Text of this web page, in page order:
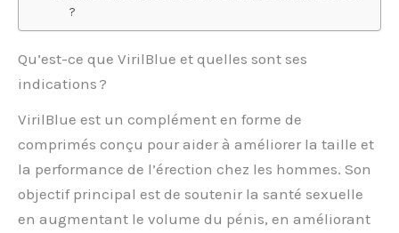
?
Qu’est-ce que VirilBlue et quelles sont ses
indications ?
VirilBlue est un complément en forme de
comprimés conçu pour aider à améliorer la taille et
la performance de l’érection chez les hommes. Son
objectif principal est de soutenir la santé sexuelle
en augmentant le volume du pénis, en améliorant